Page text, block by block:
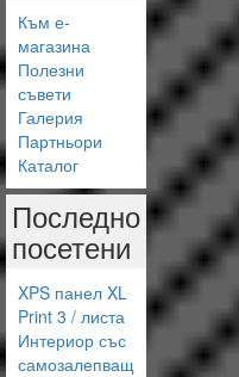
Към е-
магазина
Полезни
съвети
Галерия
Партньори
Каталог
Последно
посетени
XPS панел XL
Print 3 / листа
Интериор със
самозалепващ